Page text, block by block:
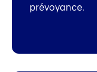
prévoyance.